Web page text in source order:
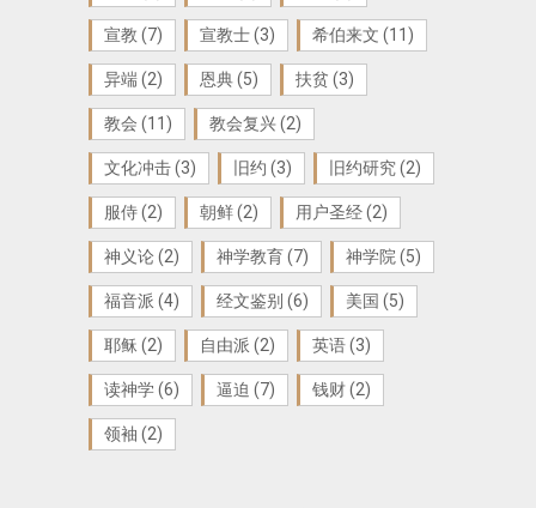
宣教 (7) 宣教士(3) 希伯来文 (11)
异端(2) 恩典(5) 扶贫 (3)
教会 (11) 教会复兴(2)
文化冲击(3) 旧约 (3) 旧约研究(2)
服侍(2) 朝鲜(2) 用户圣经(2)
神义论(2) 神学教育(7) 神学院 (5)
福音派 (4) 经文鉴别 (6) 美国 (5)
耶稣 (2) 自由派 (2) 英语(3)
读神学(6) 逼迫 (7) 钱财(2)
领袖 (2)